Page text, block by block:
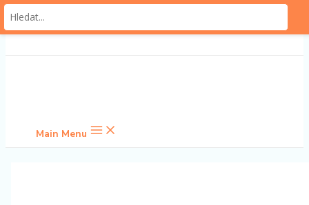
Přeskočit na obsah
Main Menu